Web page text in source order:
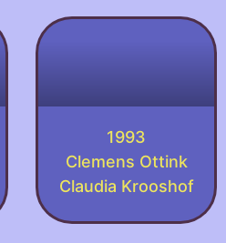
1993
Clemens Ottink
Claudia Krooshof